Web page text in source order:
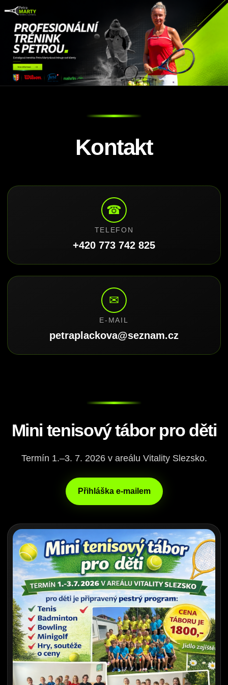
Kontakt
☎
TELEFON
+420 773 742 825
✉
E-MAIL
petraplackova@seznam.cz
Mini tenisový tábor pro děti
Termín 1.–3. 7. 2026 v areálu Vitality Slezsko.
Přihláška e-mailem